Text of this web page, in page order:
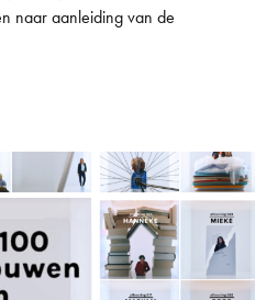
naar aanleiding van de